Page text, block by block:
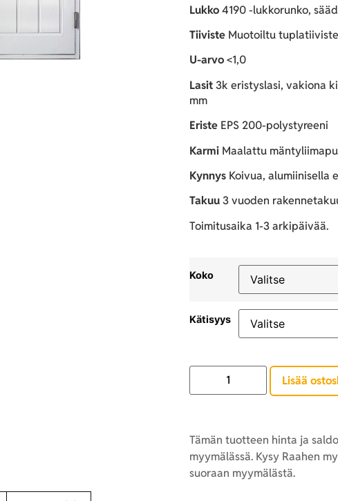
Lukko4190 -lukkorunko,
Tiiviste Muotoiltu tuplatiiviste
U-arvo<1,0
Lasit3k eristyslasi, vakiona
mm
Eriste EPS 200-polystyreeni
Karmi Maalattu
Kynnys Koivua, alumiinisella
Takuu3 vuoden
Toimitusaika 1-3 arkipäivää.
Koko
Kätisyys
Lisää
Tämän tuotteen hinta ja
myymälässä. Kysy Raahen
suoraan myymälästä.